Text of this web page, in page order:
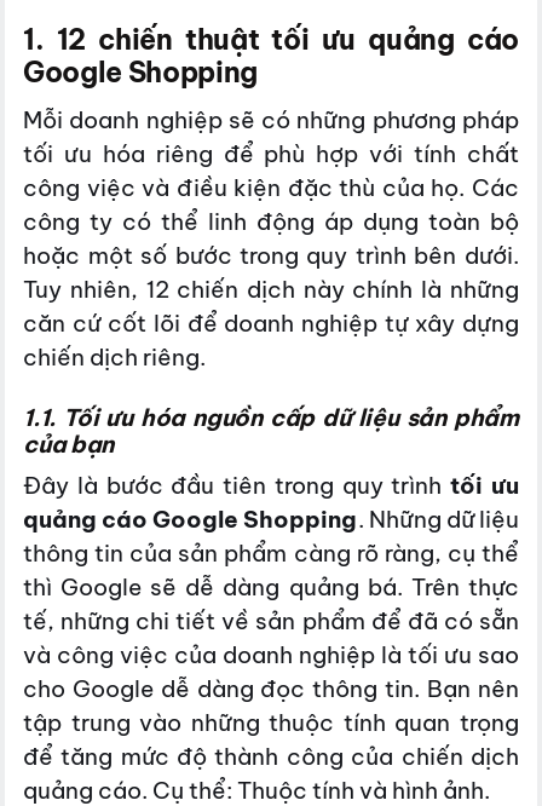
1. 12 chiến thuật tối ưu quảng cáo
Google Shopping
Mỗi doanh nghiệp sẽ có những phương pháp
tối ưu hóa riêng để phù hợp với tính chất
công việc và điều kiện đặc thù của họ. Các
công ty có thể linh động áp dụng toàn bộ
hoặc một số bước trong quy trình bên dưới.
Tuy nhiên, 12 chiến dịch này chính là những
căn cứ cốt lõi để doanh nghiệp tự xây dựng
chiến dịch riêng.
1.1. Tối ưu hóa nguồn cấp dữ liệu sản phẩm
của bạn
Đây là bước đầu tiên trong quy trìnhtối ưu
quảng cáo Google Shopping. Những dữ liệu
thông tin của sản phẩm càng rõ ràng, cụ thể
thì Google sẽ dễ dàng quảng bá. Trên thực
tế, những chi tiết về sản phẩm để đã có sẵn
và công việc của doanh nghiệp là tối ưu sao
cho Google dễ dàng đọc thông tin. Bạn nên
tập trung vào những thuộc tính quan trọng
để tăng mức độ thành công của chiến dịch
quảng cáo. Cụ thể: Thuộc tính và hình ảnh.